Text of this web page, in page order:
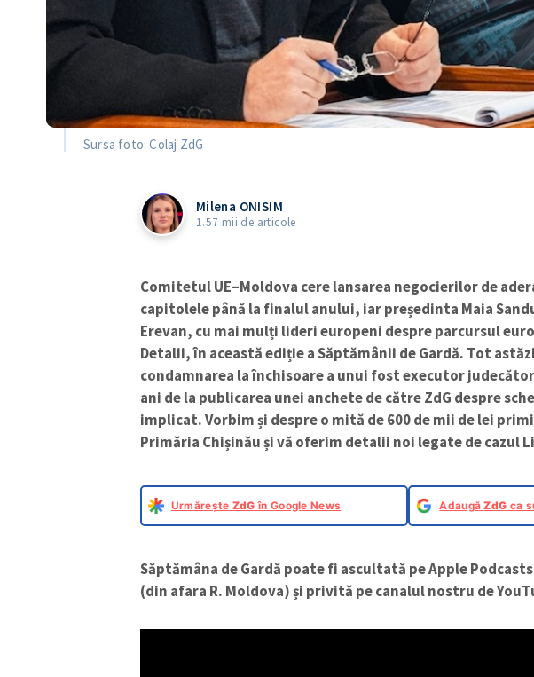
Sursa foto: Colaj ZdG
Milena ONISIM
1.57 mii de articole
Comitetul UE–Moldova cere lansarea negocierilor de
capitolele până la finalul anului, iar președinta Maia
Erevan, cu mai mulți lideri europeni despre parcursul
Detalii, în această ediție a Săptămânii de Gardă. Tot
condamnarea la închisoare a unui fost executor
ani de la publicarea unei anchete de către ZdG despre
implicat. Vorbim și despre o mită de 600 de mii de lei
Primăria Chișinău și vă oferim detalii noi legate de cazul
Urmărește ZdG în Google News AdaugăZdG ca
Săptămâna de Gardă poate fi ascultată pe Apple
(din afara R. Moldova) și privită pe canalul nostru de